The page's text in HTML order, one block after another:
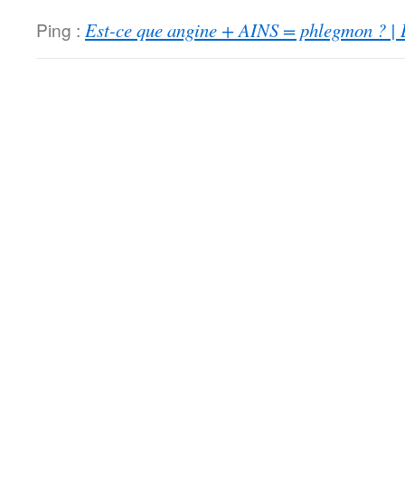
Ping : Est-ce que angine + AINS = phlegmon ?